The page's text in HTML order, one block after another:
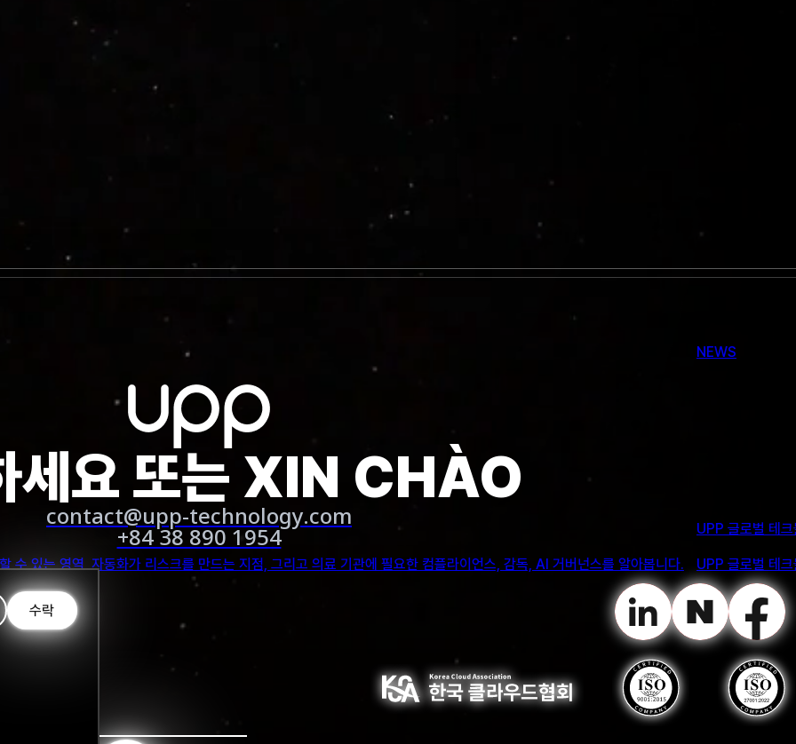
수락
로지, 비주얼센터와 업무협약(MOU) 체결… AI 혁신 협력 본격화
로지가 비주얼센터와 업무협약(MOU)을 체결하고 AI 혁신을 위한 협력을 강화했습니다. 같은 날 부경대학교 권기룡 교수와 미래 협력 방안도
세요 또는 XIN CHÀO
contact@upp-technology.com
+84 38 890 1954